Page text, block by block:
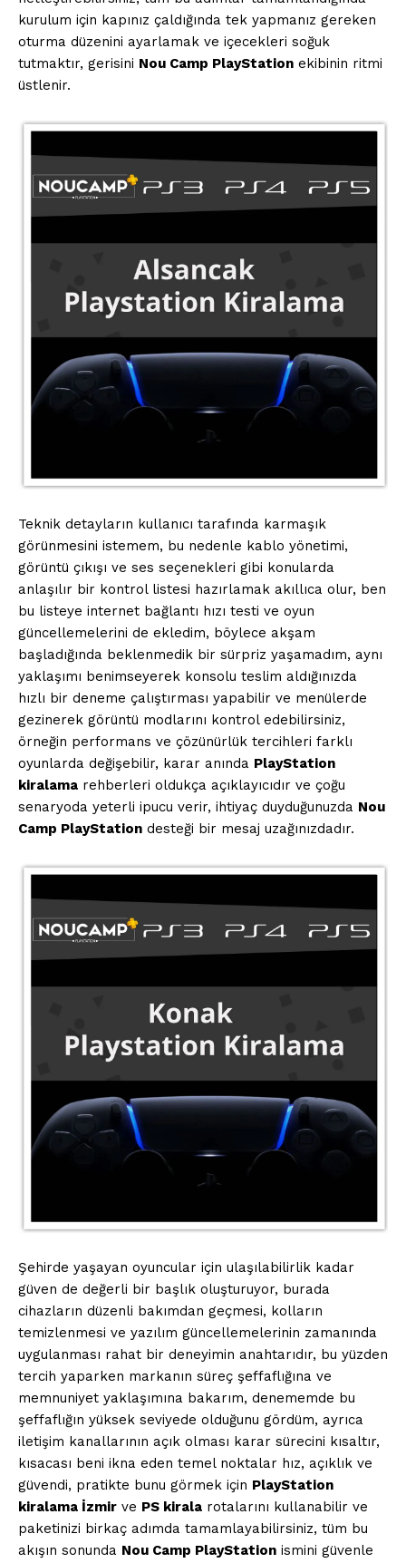
Kurumsal
Ana Sayfa
Hesabım
İletişim
kurulum için kapınız çaldığında tek yapmanız gereken
oturma düzenini ayarlamak ve içecekleri soğuk
tutmaktır, gerisini Nou Camp PlayStation ekibinin ritmi
üstlenir.
Teknik detayların kullanıcı tarafında karmaşık
görünmesini istemem, bu nedenle kablo yönetimi,
görüntü çıkışı ve ses seçenekleri gibi konularda
anlaşılır bir kontrol listesi hazırlamak akıllıca olur, ben
bu listeye internet bağlantı hızı testi ve oyun
güncellemelerini de ekledim, böylece akşam
başladığında beklenmedik bir sürpriz yaşamadım, aynı
yaklaşımı benimseyerek konsolu teslim aldığınızda
hızlı bir deneme çalıştırması yapabilir ve menülerde
gezinerek görüntü modlarını kontrol edebilirsiniz,
örneğin performans ve çözünürlük tercihleri farklı
oyunlarda değişebilir, karar anında PlayStation
kiralama rehberleri oldukça açıklayıcıdır ve çoğu
senaryoda yeterli ipucu verir, ihtiyaç duyduğunuzda Nou
Camp PlayStation desteği bir mesaj uzağınızdadır.
Şehirde yaşayan oyuncular için ulaşılabilirlik kadar
güven de değerli bir başlık oluşturuyor, burada
cihazların düzenli bakımdan geçmesi, kolların
temizlenmesi ve yazılım güncellemelerinin zamanında
uygulanması rahat bir deneyimin anahtarıdır, bu yüzden
tercih yaparken markanın süreç şeffaflığına ve
memnuniyet yaklaşımına bakarım, denememde bu
şeffaflığın yüksek seviyede olduğunu gördüm, ayrıca
iletişim kanallarının açık olması karar sürecini kısaltır,
kısacası beni ikna eden temel noktalar hız, açıklık ve
güvendi, pratikte bunu görmek için PlayStation
kiralama İzmir ve PS kirala rotalarını kullanabilir ve
paketinizi birkaç adımda tamamlayabilirsiniz, tüm bu
akışın sonunda Nou Camp PlayStation ismini güvenle